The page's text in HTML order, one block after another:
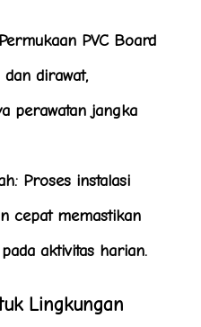
PVC Board
dirawat,
perawatan jangka
: Proses instalasi
cepat memastikan
aktivitas harian.
Lingkungan